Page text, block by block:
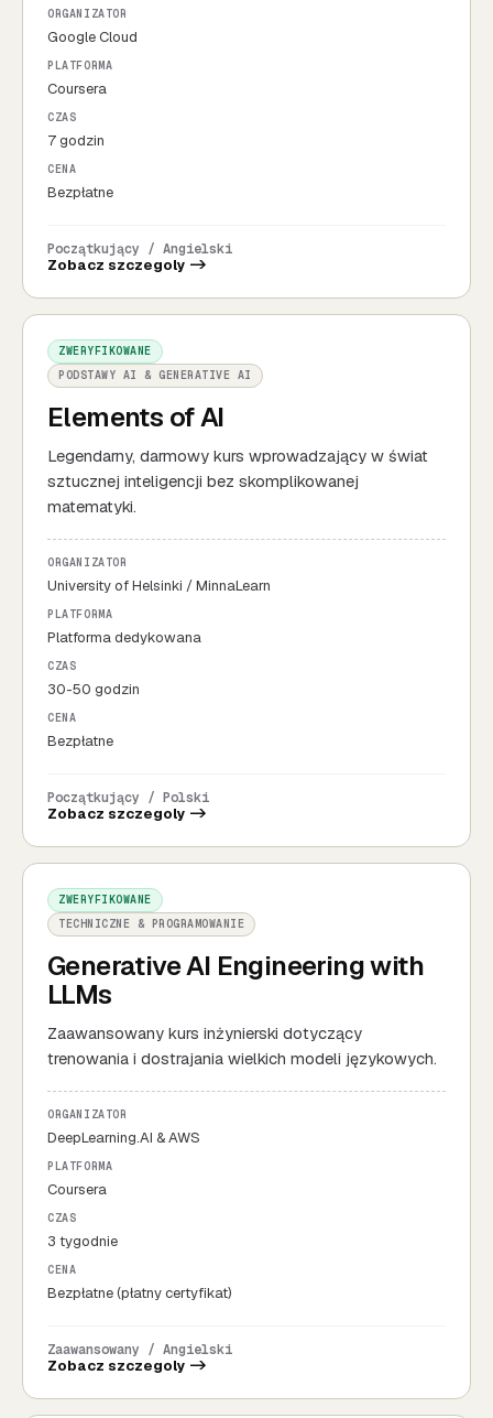
ORGANIZATOR
Google Cloud
PLATFORMA
Coursera
CZAS
7 godzin
CENA
Bezpłatne
Początkujący / Angielski
Zobacz szczegoly ->
ZWERYFIKOWANE
PODSTAWY AI & GENERATIVE AI
Elements of AI
Legendarny, darmowy kurs wprowadzający w świat
sztucznej inteligencji bez skomplikowanej
matematyki.
ORGANIZATOR
University of Helsinki / MinnaLearn
PLATFORMA
Platforma dedykowana
CZAS
30-50 godzin
CENA
Bezpłatne
Początkujący / Polski
Zobacz szczegoly ->
ZWERYFIKOWANE
TECHNICZNE & PROGRAMOWANIE
Generative AI Engineering with
LLMs
Zaawansowany kurs inżynierski dotyczący
trenowania i dostrajania wielkich modeli językowych.
ORGANIZATOR
DeepLearning.AI & AWS
PLATFORMA
Coursera
CZAS
3 tygodnie
CENA
Bezpłatne (płatny certyfikat)
Zaawansowany / Angielski
Zobacz szczegoly ->